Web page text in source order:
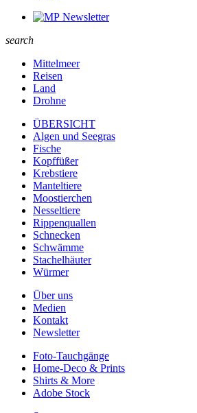
Newsletter
search
Mittelmeer
Reisen
Land
Drohne
ÜBERSICHT
Algen und Seegras
Fische
Kopffüßer
Krebstiere
Manteltiere
Moostierchen
Nesseltiere
Rippenquallen
Schnecken
Schwämme
Stachelhäuter
Würmer
Über uns
Medien
Kontakt
Newsletter
Foto-Tauchgänge
Home-Deco & Prints
Shirts & More
Adobe Stock